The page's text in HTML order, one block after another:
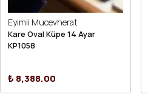
Eyimli Mucevherat
Kare Oval Küpe 14 Ayar
KP1058
₺ 8,388.00